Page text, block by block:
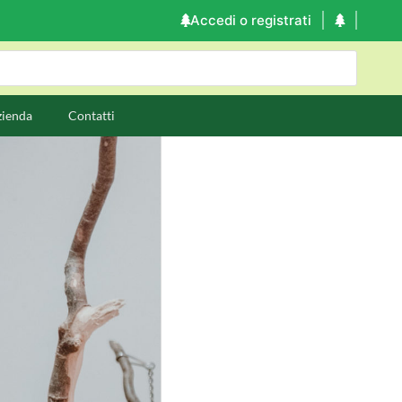
Accedi o registrati
Contatti